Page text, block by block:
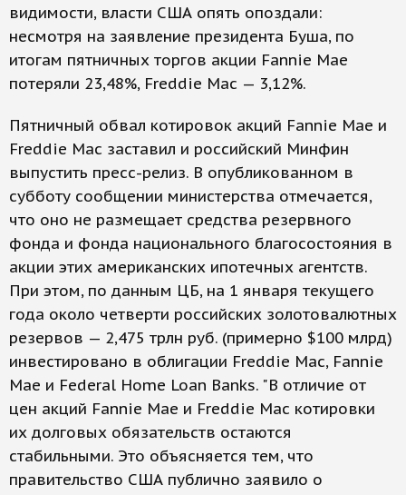
видимости, власти США опять опоздали:
несмотря на заявление президента Буша, по
итогам пятничных торгов акции Fannie Mae
потеряли 23,48%, Freddie Mac — 3,12%.
Пятничный обвал котировок акций Fannie Mae и
Freddie Mac заставил и российский Минфин
выпустить пресс-релиз. В опубликованном в
субботу сообщении министерства отмечается,
что оно не размещает средства резервного
фонда и фонда национального благосостояния в
акции этих американских ипотечных агентств.
При этом, по данным ЦБ, на 1 января текущего
года около четверти российских золотовалютных
резервов — 2,475 трлн руб. (примерно $100 млрд)
инвестировано в облигации Freddie Mac, Fannie
Mae и Federal Home Loan Banks. "В отличие от
цен акций Fannie Mae и Freddie Mac котировки
их долговых обязательств остаются
стабильными. Это объясняется тем, что
правительство США публично заявило о